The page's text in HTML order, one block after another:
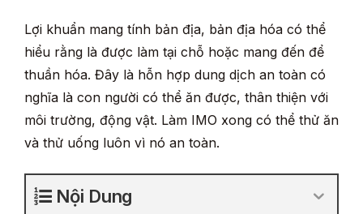
Lợi khuẩn mang tính bản địa, bản địa hóa có thể
hiểu rằng là được làm tại chỗ hoặc mang đến để
thuần hóa. Đây là hỗn hợp dung dịch an toàn có
nghĩa là con người có thể ăn được, thân thiện với
môi trường, động vật. Làm IMO xong có thể thử ăn
và thử uống luôn vì nó an toàn.
Nội Dung